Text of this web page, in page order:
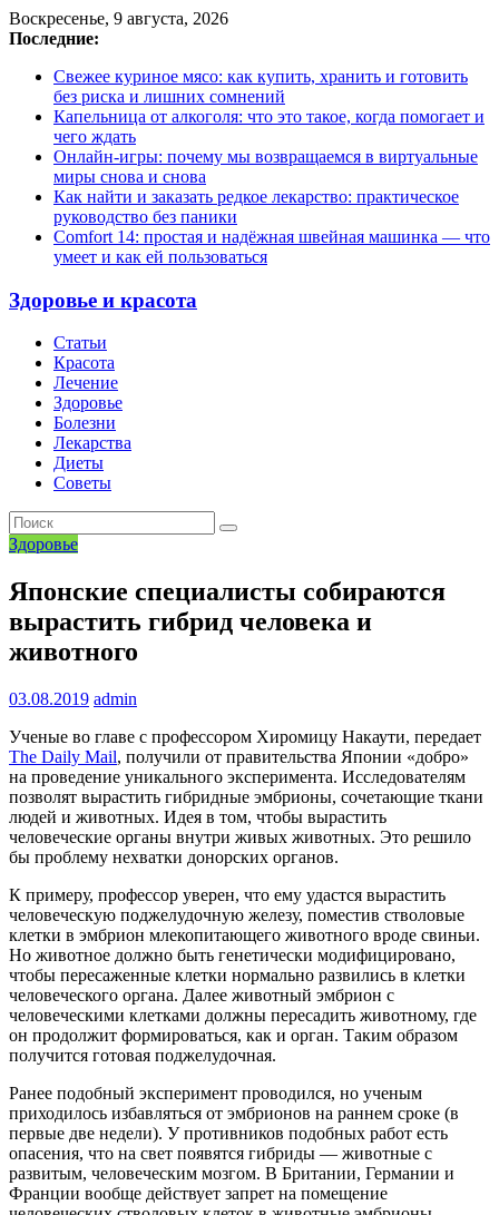
Воскресенье, 9 августа, 2026
Последние:
Свежее куриное мясо: как купить, хранить и готовить
без риска и лишних сомнений
Капельница от алкоголя: что это такое, когда помогает и
чего ждать
Онлайн-игры: почему мы возвращаемся в виртуальные
миры снова и снова
Как найти и заказать редкое лекарство: практическое
руководство без паники
Comfort 14: простая и надёжная швейная машинка — что
умеет и как ей пользоваться
Здоровье и красота
Статьи
Красота
Лечение
Здоровье
Болезни
Лекарства
Диеты
Советы
Здоровье
Японские специалисты собираются
вырастить гибрид человека и
животного
03.08.2019 admin
Ученые во главе с профессором Хиромицу Накаути, передает
The Daily Mail, получили от правительства Японии «добро»
на проведение уникального эксперимента. Исследователям
позволят вырастить гибридные эмбрионы, сочетающие ткани
людей и животных. Идея в том, чтобы вырастить
человеческие органы внутри живых животных. Это решило
бы проблему нехватки донорских органов.
К примеру, профессор уверен, что ему удастся вырастить
человеческую поджелудочную железу, поместив стволовые
клетки в эмбрион млекопитающего животного вроде свиньи.
Но животное должно быть генетически модифицировано,
чтобы пересаженные клетки нормально развились в клетки
человеческого органа. Далее животный эмбрион с
человеческими клетками должны пересадить животному, где
он продолжит формироваться, как и орган. Таким образом
получится готовая поджелудочная.
Ранее подобный эксперимент проводился, но ученым
приходилось избавляться от эмбрионов на раннем сроке (в
первые две недели). У противников подобных работ есть
опасения, что на свет появятся гибриды — животные с
развитым, человеческим мозгом. В Британии, Германии и
Франции вообще действует запрет на помещение